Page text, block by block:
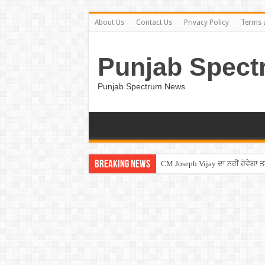
About Us Contact Us Privacy Policy Terms
Punjab
Punjab Spectrum News
Breaking News CM Joseph Vijay ਦਾ ਨਹੀਂ ਹੋਵੇਗਾ
Entertainment News –